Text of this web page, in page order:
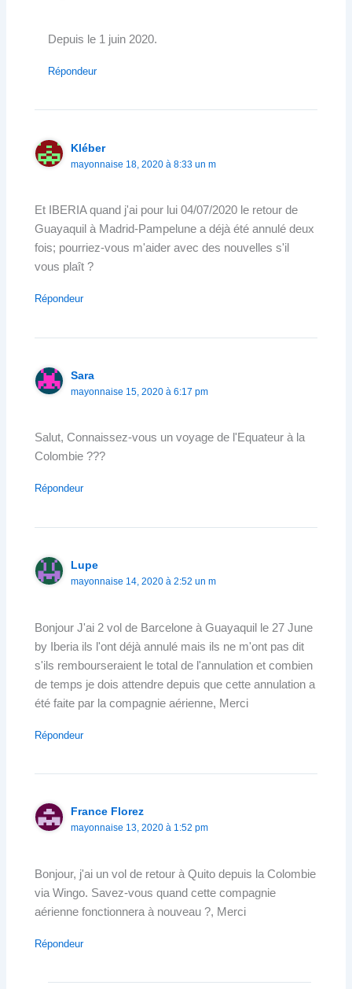
Depuis le 1 juin 2020.
Répondeur
Kléber
mayonnaise 18, 2020 à 8:33 un m
Et IBERIA quand j'ai pour lui 04/07/2020 le retour de
Guayaquil à Madrid-Pampelune a déjà été annulé deux
fois; pourriez-vous m'aider avec des nouvelles s'il
vous plaît ?
Répondeur
Sara
mayonnaise 15, 2020 à 6:17 pm
Salut, Connaissez-vous un voyage de l'Equateur à la
Colombie ???
Répondeur
Lupe
mayonnaise 14, 2020 à 2:52 un m
Bonjour J'ai 2 vol de Barcelone à Guayaquil le 27 June
by Iberia ils l'ont déjà annulé mais ils ne m'ont pas dit
s'ils rembourseraient le total de l'annulation et combien
de temps je dois attendre depuis que cette annulation a
été faite par la compagnie aérienne, Merci
Répondeur
France Florez
mayonnaise 13, 2020 à 1:52 pm
Bonjour, j'ai un vol de retour à Quito depuis la Colombie
via Wingo. Savez-vous quand cette compagnie
aérienne fonctionnera à nouveau ?, Merci
Répondeur